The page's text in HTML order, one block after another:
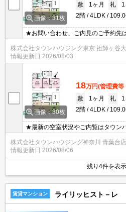
画像：31枚
敷
1ヶ月 礼
1
2階
4LDK
★お問い合わせ、ご内見のご予約先
ます★お間違いなく♪
株式会社タウンハウジング東京 祖師ヶ谷
情報更新日 2026/08/03
画像：30枚
18万円(管理費等
敷
1ヶ月 礼
1
2階
4LDK
★最新の空室状況やご内覧はタウン
株式会社タウンハウジング神奈川 青葉台店
情報更新日 2026/08/06
残り4件を表
賃貸マンション ライリッヒスト－レ